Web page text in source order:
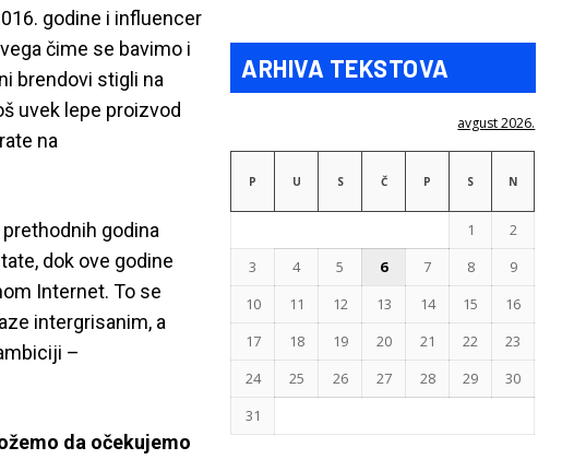
godine i influencer
čime se bavimo i
brendovi stigli na
uvek lepe proizvod
na
godina
dok ove godine
Internet. To se
intergrisanim, a
–
da očekujemo
ARHIVA TEKSTOVA
avgust 2026.
P U S Č P S N
1
2
3
4 5 6 7 8
9
10
11 12 13 14 15
16
17
18 19 20 21 22
23
24
25 26 27 28 29
30
31